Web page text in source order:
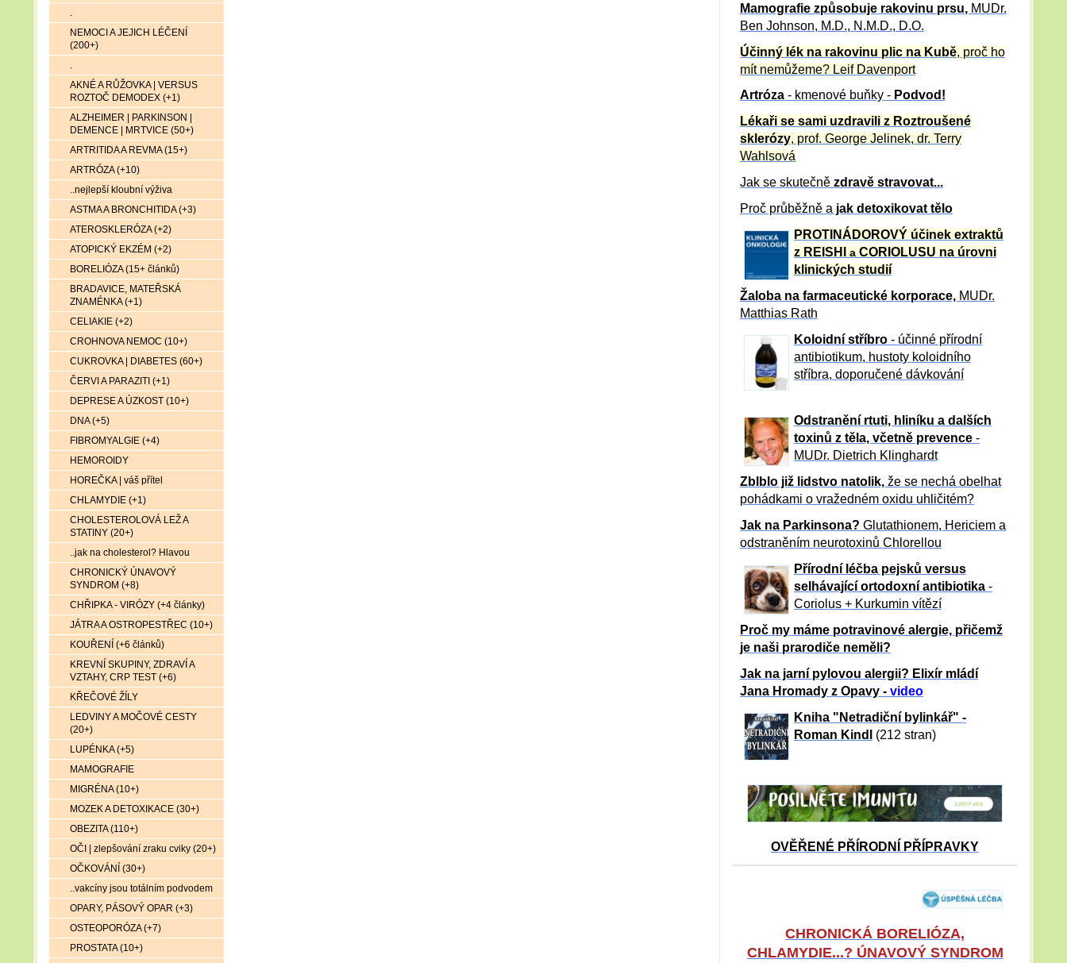
Mamografie způsobuje rakovinu prsu, MUDr.
Ben Johnson, M.D., N.M.D., D.O.
Účinný lék na rakovinu plic na Kubě, proč ho
mít nemůžeme? Leif Davenport
Artróza - kmenové buňky - Podvod!
Lékaři se sami uzdravili z Roztroušené
sklerózy, prof. George Jelinek, dr. Terry
Wahlsová
Jak se skutečně zdravě stravovat...
Proč průběžně a jak detoxikovat tělo
PROTINÁDOROVÝ účinek extraktů
z REISHI a CORIOLUSU na úrovni
klinických studií
Žaloba na farmaceutické korporace, MUDr.
Matthias Rath
Koloidní stříbro- účinné přírodní
antibiotikum, hustoty koloidního
stříbra, doporučené dávkování
Odstranění rtuti, hliníku a dalších
toxinů z těla, včetně prevence -
MUDr. Dietrich Klinghardt
Zblblo již lidstvo natolik, že se nechá obelhat
pohádkami o vražedném oxidu uhličitém?
Jak na Parkinsona? Glutathionem, Hericiem a
odstraněním neurotoxinů Chlorellou
Přírodní léčba pejsků versus
selhávající ortodoxní antibiotika -
Coriolus + Kurkumin vítězí
Proč my máme potravinové alergie, přičemž
je naši prarodiče neměli?
Jak na jarní pylovou alergii? Elixír mládí
Jana Hromady z Opavy - video
Kniha "Netradiční bylinkář" -
Roman Kindl
(212 stran)
OVĚŘENÉ PŘÍRODNÍ PŘÍPRAVKY
CHRONICKÁ BORELIÓZA,
CHLAMYDIE...? ÚNAVOVÝ SYNDROM
.
NEMOCI A JEJICH LÉČENÍ
(200+)
.
AKNÉ A RŮŽOVKA | VERSUS
ROZTOČ DEMODEX (+1)
ALZHEIMER | PARKINSON |
DEMENCE | MRTVICE (50+)
ARTRITIDA A REVMA (15+)
ARTRÓZA (+10)
..nejlepší kloubní výživa
ASTMA A BRONCHITIDA (+3)
ATEROSKLERÓZA (+2)
ATOPICKÝ EKZÉM (+2)
BORELIÓZA (15+ článků)
BRADAVICE, MATEŘSKÁ
ZNAMÉNKA (+1)
CELIAKIE (+2)
CROHNOVA NEMOC (10+)
CUKROVKA | DIABETES (60+)
ČERVI A PARAZITI (+1)
DEPRESE A ÚZKOST (10+)
DNA (+5)
FIBROMYALGIE (+4)
HEMOROIDY
HOREČKA | váš přítel
CHLAMYDIE (+1)
CHOLESTEROLOVÁ LEŽ A
STATINY (20+)
..jak na cholesterol? Hlavou
CHRONICKÝ ÚNAVOVÝ
SYNDROM (+8)
CHŘIPKA - VIRÓZY (+4 články)
JÁTRA A OSTROPESTŘEC (10+)
KOUŘENÍ (+6 článků)
KREVNÍ SKUPINY, ZDRAVÍ A
VZTAHY, CRP TEST (+6)
KŘEČOVÉ ŽÍLY
LEDVINY A MOČOVÉ CESTY
(20+)
LUPÉNKA (+5)
MAMOGRAFIE
MIGRÉNA (10+)
MOZEK A DETOXIKACE (30+)
OBEZITA (110+)
OČI | zlepšování zraku cviky (20+)
OČKOVÁNÍ (30+)
..vakcíny jsou totálním podvodem
OPARY, PÁSOVÝ OPAR (+3)
OSTEOPORÓZA (+7)
PROSTATA (10+)